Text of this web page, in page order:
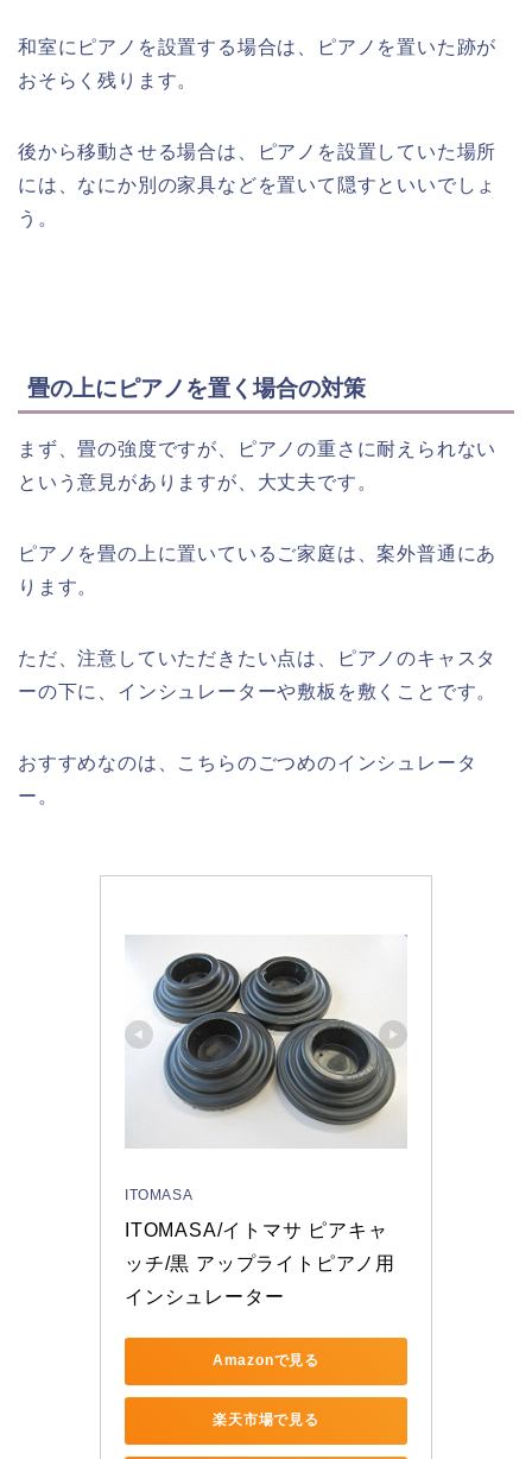
和室にピアノを設置する場合は、ピアノを置いた跡が
おそらく残ります。
後から移動させる場合は、ピアノを設置していた場所
には、なにか別の家具などを置いて隠すといいでしょ
う。
畳の上にピアノを置く場合の対策
まず、畳の強度ですが、ピアノの重さに耐えられない
という意見がありますが、大丈夫です。
ピアノを畳の上に置いているご家庭は、案外普通にあ
ります。
ただ、注意していただきたい点は、ピアノのキャスタ
ーの下に、インシュレーターや敷板を敷くことです。
おすすめなのは、こちらのごつめのインシュレータ
ー。
ITOMASA
ITOMASA/イトマサ ピアキャ
ッチ/黒 アップライトピアノ用
インシュレーター
Amazonで見る
楽天市場で見る